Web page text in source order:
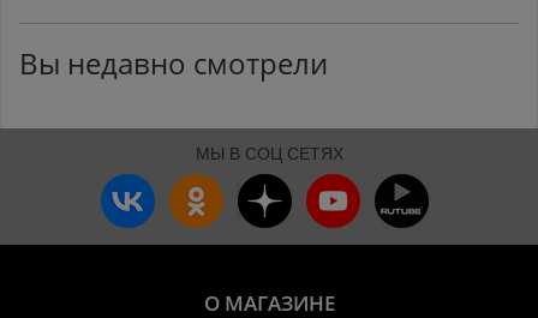
Вы недавно смотрели
МЫ В СОЦ СЕТЯХ
О МАГАЗИНЕ